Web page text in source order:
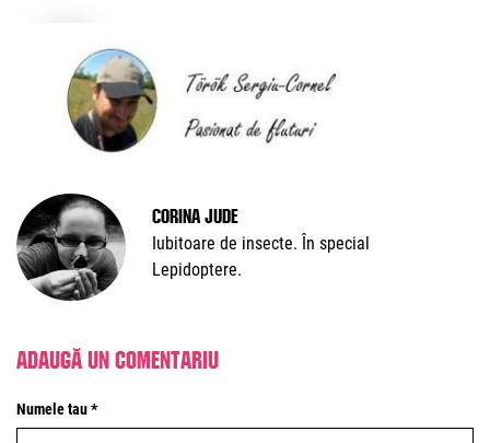
Corina Jude
Iubitoare de insecte. În special
Lepidoptere.
Adaugă un comentariu
Numele tau *